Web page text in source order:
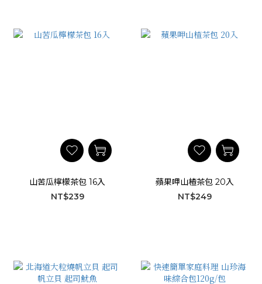
山苦瓜檸檬茶包 16入
NT$239
蘋果呷山楂茶包 20入
NT$249